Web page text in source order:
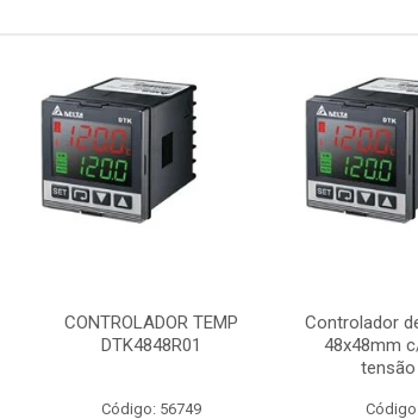
CONTROLADOR TEMP
DTK4848R01
Código: 56749
Controlador
48x48mm
tensão